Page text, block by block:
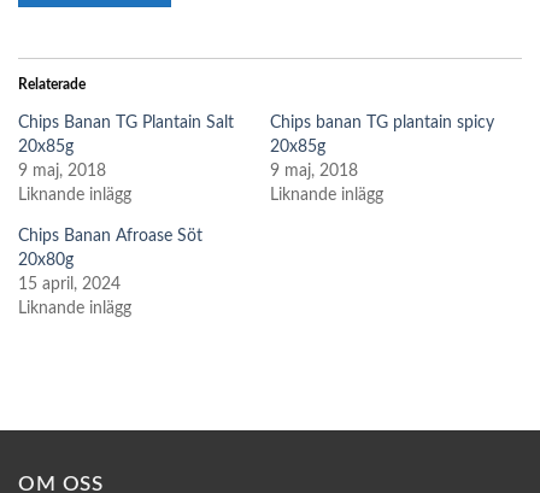
Relaterade
Chips Banan TG Plantain Salt
20x85g
9 maj, 2018
Liknande inlägg
Chips banan TG plantain spicy
20x85g
9 maj, 2018
Liknande inlägg
Chips Banan Afroase Söt
20x80g
15 april, 2024
Liknande inlägg
OM OSS